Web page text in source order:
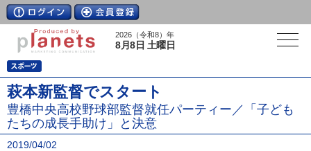
2026（令和8）年
8月8日 土曜日
萩本新監督でスタート
豊橋中央高校野球部監督就任パーティー／「子ども
たちの成長手助け」と決意
2019/04/02